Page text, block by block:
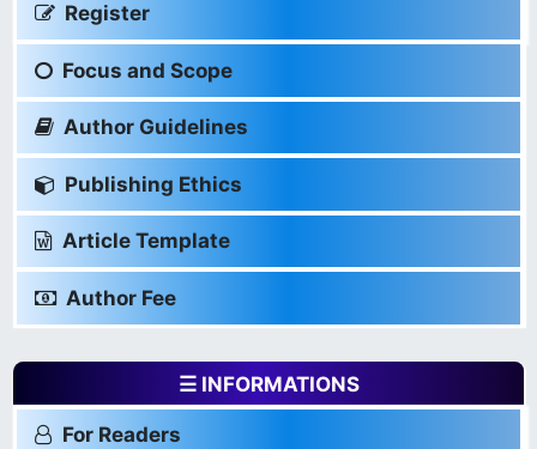
Register
Focus and Scope
Author Guidelines
Publishing Ethics
Article Template
Author Fee
☰ INFORMATIONS
For Readers